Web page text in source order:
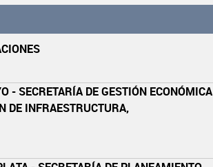
- SECRETARÍA DE GESTIÓN ECONÓMICA
DE INFRAESTRUCTURA,